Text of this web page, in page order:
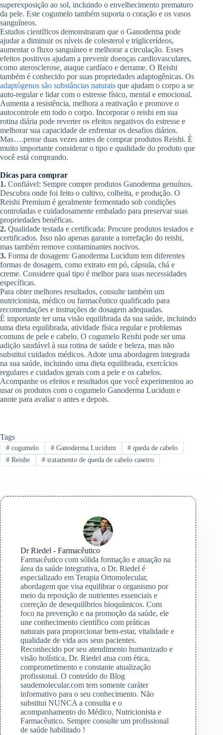
superexposição ao sol, incluindo o envelhecimento prematuro
da pele. Este cogumelo também suporta o coração e os vasos
sanguíneos.
Estudos científicos demonstraram que o Ganoderma pode
ajudar a diminuir os níveis de colesterol e triglicerídeos,
aumentar o fluxo sanguíneo e melhorar a circulação. Esses
efeitos positivos ajudam a prevenir doenças cardiovasculares,
como aterosclerose, ataque cardíaco e derrame. O Reishi
também é conhecido por suas propriedades adaptogênicas. Os
adaptógenos são substâncias naturais que ajudam o corpo a se
auto-regular e lidar com o estresse físico, mental e emocional.
Aumenta a resistência, melhora a reativação e promove o
autocontrole em todo o corpo. Incorporar o reishi em sua
rotina diária pode reverter os efeitos negativos do estresse e
melhorar sua capacidade de enfrentar os desafios diários.
Mas….pense duas vezes antes de comprar produtos Reishi. É
muito importante considerar o tipo e qualidade do produto que
você está comprando.
Dicas para comprar
1. Confiável: Sempre compre produtos Ganoderma genuínos.
Descubra onde foi feito o cultivo, colheita, e produção. O
Reishi Premium é geralmente fermentado sob condições
controladas e cuidadosamente embalado para preservar suas
propriedades benéficas.
2. Qualidade testada e certificada: Procure produtos testados e
certificados. Isso não apenas garante a torrefação do reishi,
mas também remove contaminantes nocivos.
3. Forma de dosagem: Ganoderma Lucidum tem diferentes
formas de dosagem, como extrato em pó, cápsula, chá e
creme. Considere qual tipo é melhor para suas necessidades
específicas.
Para obter melhores resultados, consulte também um
nutricionista, médico ou farmacêutico qualificado para
recomendações e instruções de dosagem adequadas.
É importante ter uma visão equilibrada da sua saúde, incluindo
uma dieta equilibrada, atividade física regular e problemas
comuns de pele e cabelo. O cogumelo Reishi pode ser uma
adição saudável à sua rotina de saúde e beleza, mas não
substitui cuidados médicos. Adote uma abordagem integrada
na sua saúde, incluindo uma dieta equilibrada, exercícios
regulares e cuidados gerais com a pele e os cabelos.
Acompanhe os efeitos e resultados que você experimentou ao
usar os produtos com o cogumelo Ganoderma Lucidum e
anote para avaliar o antes e depois.
Tags
#cogumelo #Ganoderma Lucidum # queda de cabelo
#Reishe #tratamento de queda de cabelo caseiro
Dr Riedel - Farmacêutico
Farmacêutico com sólida formação e atuação na
área da saúde integrativa, o Dr. Riedel é
especializado em Terapia Ortomolecular,
abordagem que visa equilibrar o organismo por
meio da reposição de nutrientes essenciais e
correção de desequilíbrios bioquímicos. Com
foco na prevenção e na promoção da saúde, ele
une conhecimento científico com práticas
naturais para proporcionar bem-estar, vitalidade e
qualidade de vida aos seus pacientes.
Reconhecido por seu atendimento humanizado e
visão holística, Dr. Riedel atua com ética,
comprometimento e constante atualização
profissional. O conteúdo do Blog
saudemolecular.com tem somente caráter
informativo para o seu conhecimento. Não
substitui NUNCA a consulta e o
acompanhamento do Médico, Nutricionista e
Farmacêutico. Sempre consulte um profissional
de saúde habilitado !